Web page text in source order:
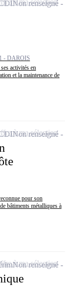
- DAROIS
activités en
et la maintenance de
Non renseigné
à ma sélection
pour son
bâtiments métalliques à
Non renseigné
à ma sélection
Non renseigné
à ma sélection